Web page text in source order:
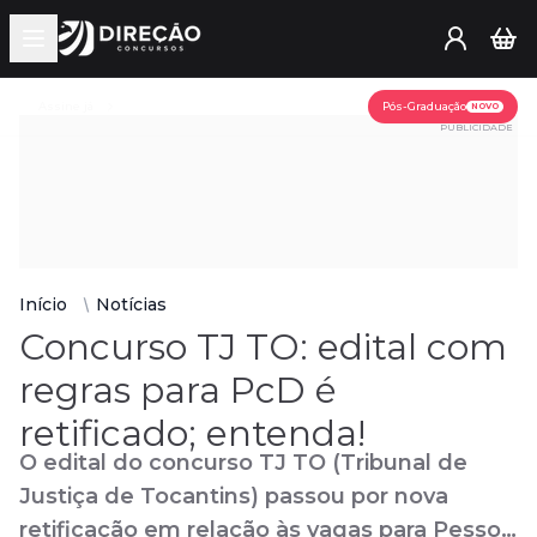
Open main menu
Pós-Graduação NOVO
PUBLICIDADE
Início Notícias
Concurso TJ TO: edital com
regras para PcD é
retificado; entenda!
O edital do concurso TJ TO (Tribunal de
Justiça de Tocantins) passou por nova
retificação em relação às vagas para Pessoa